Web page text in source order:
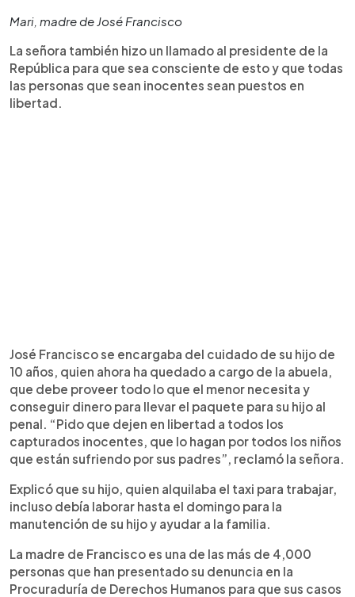
Mari, madre de José Francisco
La señora también hizo un llamado al presidente de la
República para que sea consciente de esto y que todas
las personas que sean inocentes sean puestos en
libertad.
José Francisco se encargaba del cuidado de su hijo de
10 años, quien ahora ha quedado a cargo de la abuela,
que debe proveer todo lo que el menor necesita y
conseguir dinero para llevar el paquete para su hijo al
penal. “Pido que dejen en libertad a todos los
capturados inocentes, que lo hagan por todos los niños
que están sufriendo por sus padres”, reclamó la señora.
Explicó que su hijo, quien alquilaba el taxi para trabajar,
incluso debía laborar hasta el domingo para la
manutención de su hijo y ayudar a la familia.
La madre de Francisco es una de las más de 4,000
personas que han presentado su denuncia en la
Procuraduría de Derechos Humanos para que sus casos